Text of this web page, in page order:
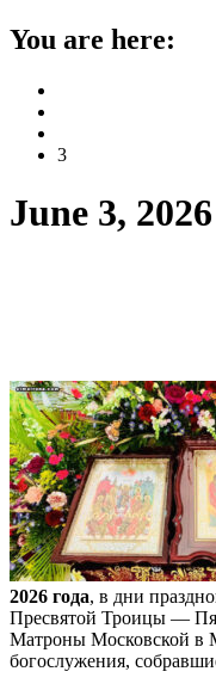
You are here:
3
June 3, 2026
2026 года, в дни
Пресвятой Троицы —
Матроны Московской в
богослужения,